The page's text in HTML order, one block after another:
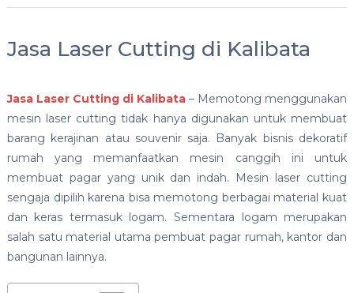
Jasa Laser Cutting di Kalibata
Jasa Laser Cutting di Kalibata – Memotong menggunakan
mesin laser cutting tidak hanya digunakan untuk membuat
barang kerajinan atau souvenir saja. Banyak bisnis dekoratif
rumah yang memanfaatkan mesin canggih ini untuk
membuat pagar yang unik dan indah. Mesin laser cutting
sengaja dipilih karena bisa memotong berbagai material kuat
dan keras termasuk logam. Sementara logam merupakan
salah satu material utama pembuat pagar rumah, kantor dan
bangunan lainnya.